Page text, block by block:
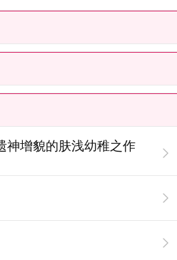
神增貌的肤浅幼稚之作